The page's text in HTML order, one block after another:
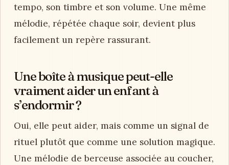
tempo, son timbre et son volume. Une même
mélodie, répétée chaque soir, devient plus
facilement un repère rassurant.
Une boîte à musique peut-elle
vraiment aider un enfant à
s’endormir ?
Oui, elle peut aider, mais comme un signal de
rituel plutôt que comme une solution magique.
Une mélodie de berceuse associée au coucher,